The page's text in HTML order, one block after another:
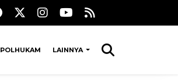
POLHUKAM LAINNYA